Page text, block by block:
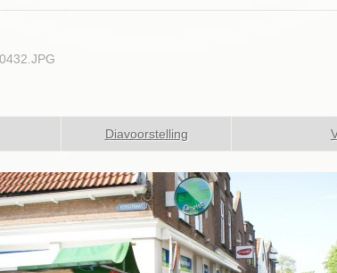
Diavoorstelling